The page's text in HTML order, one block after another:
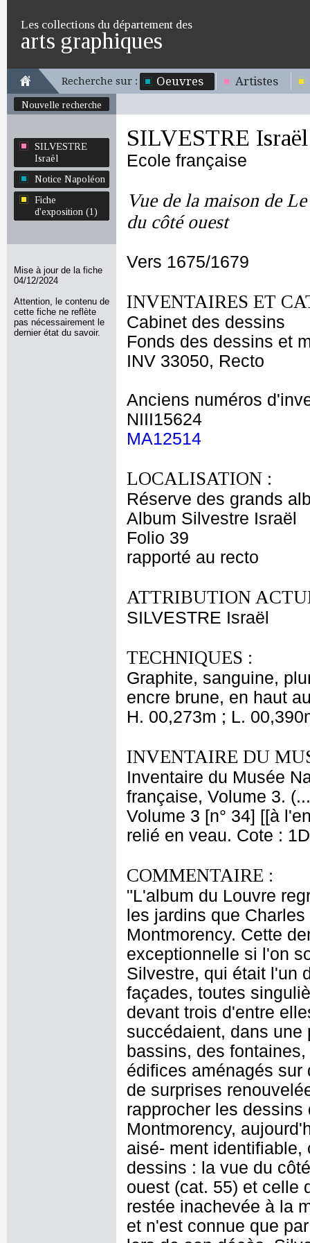
Les collections du département des
arts graphiques
Recherche sur : Oeuvres Artistes
Nouvelle recherche
SILVESTRE
Israël
Notice Napoléon
Fiche
d'exposition (1)
Mise à jour de la fiche
04/12/2024
Attention, le contenu de
cette fiche ne reflète
pas nécessairement le
dernier état du savoir.
SILVESTRE Israël
Ecole française
Vue de la maison de
du côté ouest
Vers 1675/1679
INVENTAIRES ET
Cabinet des dessins
Fonds des dessins et
INV 33050, Recto
Anciens numéros
NIII15624
MA12514
LOCALISATION :
Réserve des grands
Album Silvestre Israël
Folio 39
rapporté au recto
ATTRIBUTION
SILVESTRE Israël
TECHNIQUES :
Graphite, sanguine,
encre brune, en haut
H. 00,273m ; L.
INVENTAIRE DU
Inventaire du Musée
française, Volume 3.
Volume 3 [n° 34] [[à
relié en veau. Cote :
COMMENTAIRE :
"L'album du Louvre
les jardins que
Montmorency. Cette
exceptionnelle si l'on
Silvestre, qui était l'un
façades, toutes
devant trois d'entre
succédaient, dans une
bassins, des
édifices aménagés
de surprises
rapprocher les
Montmorency,
aisé- ment identifiable,
dessins : la vue du
ouest (cat. 55) et celle
restée inachevée à la
et n'est connue que